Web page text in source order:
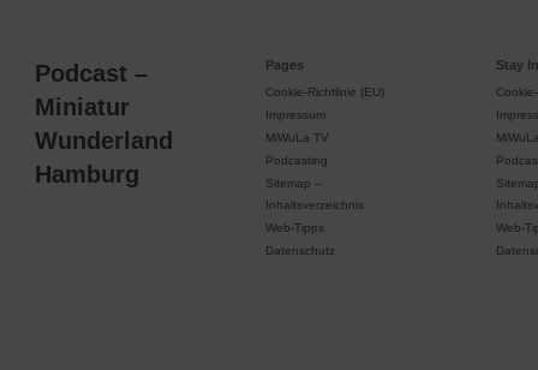
Podcast –
Miniatur
Wunderland
Hamburg
Pages
Cookie-Richtlinie (EU)
Impressum
MiWuLa TV
Podcasting
Sitemap –
Inhaltsverzeichnis
Web-Tipps
Datenschutz
Stay
Web-